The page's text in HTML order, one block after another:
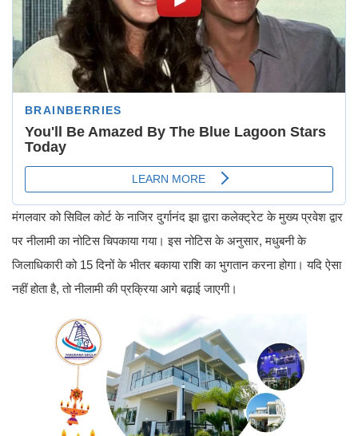
मंगलवार को सिविल कोर्ट के नाजिर दुर्गानंद झा द्वारा कलेक्ट्रेट के मुख्य प्रवेश द्वार
पर नीलामी का नोटिस चिपकाया गया। इस नोटिस के अनुसार, मधुबनी के
जिलाधिकारी को 15 दिनों के भीतर बकाया राशि का भुगतान करना होगा। यदि ऐसा
नहीं होता है, तो नीलामी की प्रक्रिया आगे बढ़ाई जाएगी।